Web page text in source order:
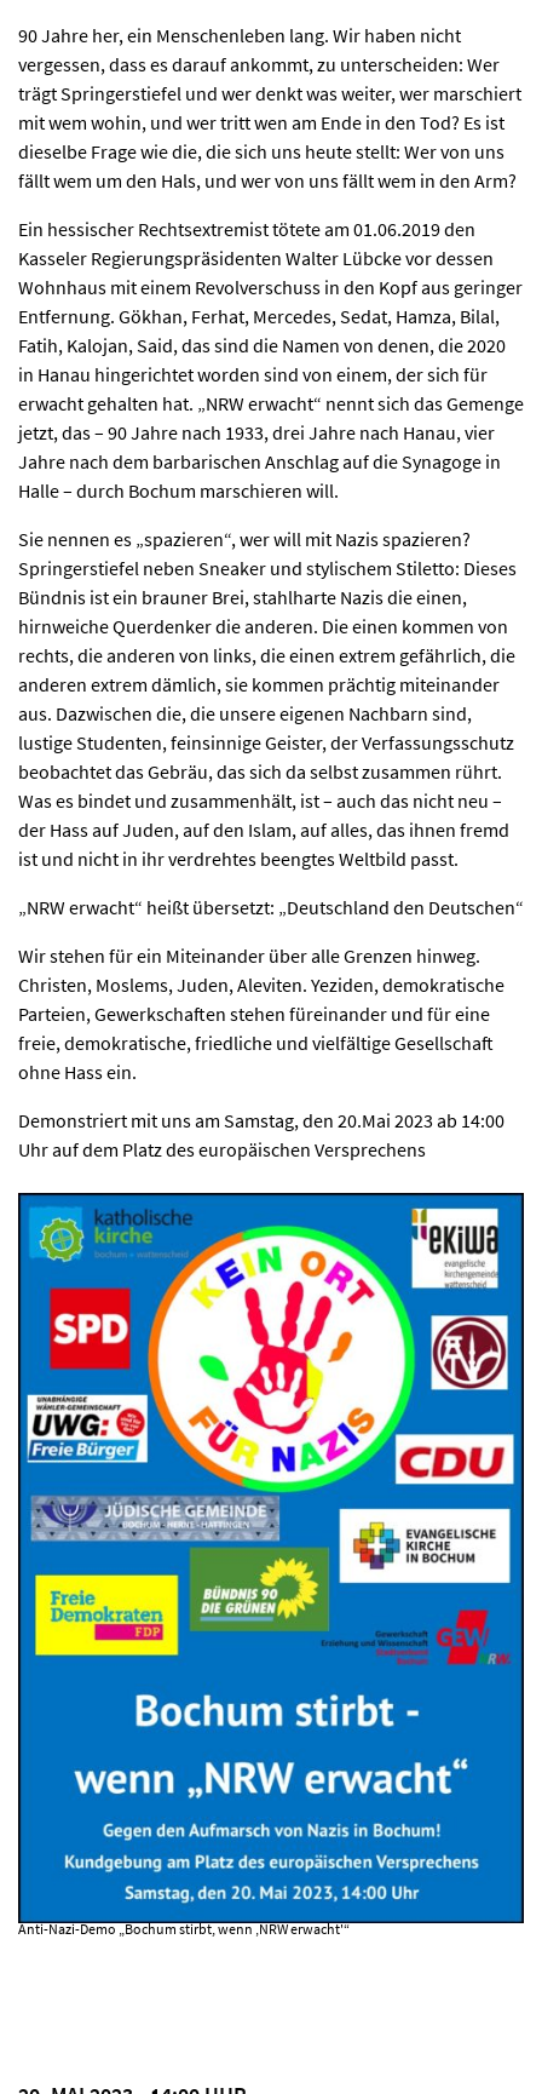
90 Jahre her, ein Menschenleben lang. Wir haben nicht
vergessen, dass es darauf ankommt, zu unterscheiden: Wer
trägt Springerstiefel und wer denkt was weiter, wer marschiert
mit wem wohin, und wer tritt wen am Ende in den Tod? Es ist
dieselbe Frage wie die, die sich uns heute stellt: Wer von uns
fällt wem um den Hals, und wer von uns fällt wem in den Arm?
Ein hessischer Rechtsextremist tötete am 01.06.2019 den
Kasseler Regierungspräsidenten Walter Lübcke vor dessen
Wohnhaus mit einem Revolverschuss in den Kopf aus geringer
Entfernung. Gökhan, Ferhat, Mercedes, Sedat, Hamza, Bilal,
Fatih, Kalojan, Said, das sind die Namen von denen, die 2020
in Hanau hingerichtet worden sind von einem, der sich für
erwacht gehalten hat. „NRW erwacht“ nennt sich das Gemenge
jetzt, das – 90 Jahre nach 1933, drei Jahre nach Hanau, vier
Jahre nach dem barbarischen Anschlag auf die Synagoge in
Halle – durch Bochum marschieren will.
Sie nennen es „spazieren“, wer will mit Nazis spazieren?
Springerstiefel neben Sneaker und stylischem Stiletto: Dieses
Bündnis ist ein brauner Brei, stahlharte Nazis die einen,
hirnweiche Querdenker die anderen. Die einen kommen von
rechts, die anderen von links, die einen extrem gefährlich, die
anderen extrem dämlich, sie kommen prächtig miteinander
aus. Dazwischen die, die unsere eigenen Nachbarn sind,
lustige Studenten, feinsinnige Geister, der Verfassungsschutz
beobachtet das Gebräu, das sich da selbst zusammen rührt.
Was es bindet und zusammenhält, ist – auch das nicht neu –
der Hass auf Juden, auf den Islam, auf alles, das ihnen fremd
ist und nicht in ihr verdrehtes beengtes Weltbild passt.
„NRW erwacht“ heißt übersetzt: „Deutschland den Deutschen“
Wir stehen für ein Miteinander über alle Grenzen hinweg.
Christen, Moslems, Juden, Aleviten. Yeziden, demokratische
Parteien, Gewerkschaften stehen füreinander und für eine
freie, demokratische, friedliche und vielfältige Gesellschaft
ohne Hass ein.
Demonstriert mit uns am Samstag, den 20.Mai 2023 ab 14:00
Uhr auf dem Platz des europäischen Versprechens
Anti-Nazi-Demo „Bochum stirbt, wenn ‚NRW erwacht'“